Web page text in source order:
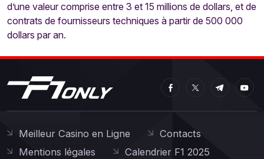
d’une valeur comprise entre 3 et 15 millions de dollars, et de
contrats de fournisseurs techniques à partir de 500 000
dollars par an.
Meilleur Casino en Ligne
Contacts
Mentions légales
Calendrier F1 2025